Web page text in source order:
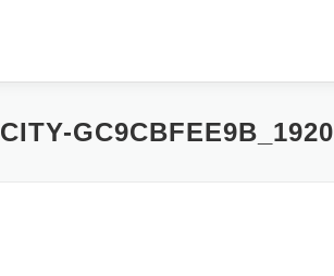
CITY-GC9CBFEE9B_1920